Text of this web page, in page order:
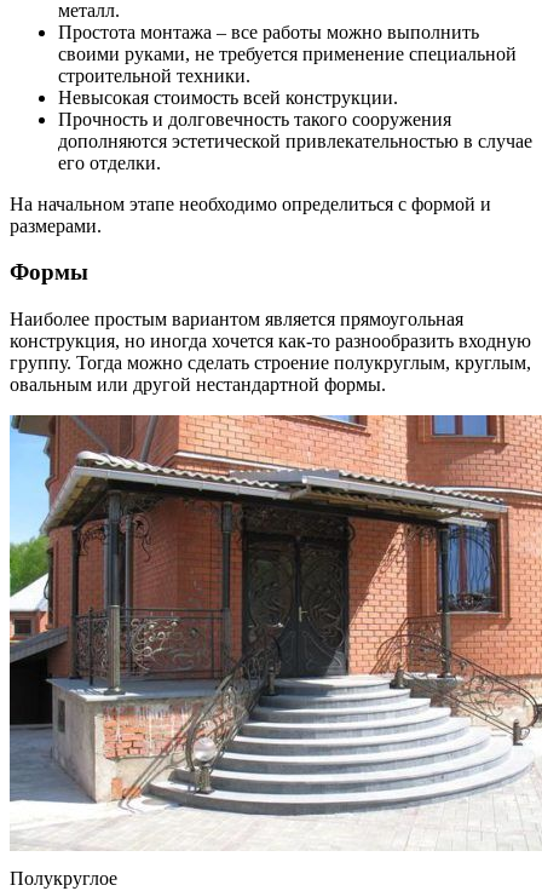
металл.
Простота монтажа – все работы можно выполнить
своими руками, не требуется применение специальной
строительной техники.
Невысокая стоимость всей конструкции.
Прочность и долговечность такого сооружения
дополняются эстетической привлекательностью в случае
его отделки.
На начальном этапе необходимо определиться с формой и
размерами.
Формы
Наиболее простым вариантом является прямоугольная
конструкция, но иногда хочется как-то разнообразить входную
группу. Тогда можно сделать строение полукруглым, круглым,
овальным или другой нестандартной формы.
Полукруглое